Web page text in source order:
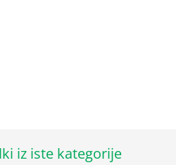
iz iste kategorije